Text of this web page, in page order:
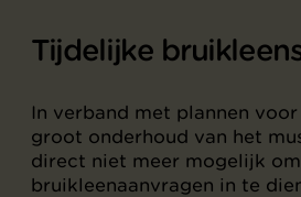
Tijdelijke
In verband met plannen
groot onderhoud van het
direct niet meer mogelijk om
bruikleenaanvragen in te